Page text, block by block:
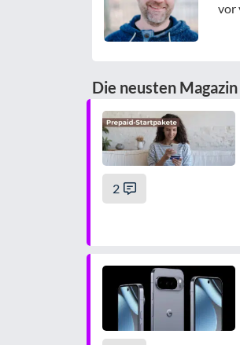
vor
Die neusten
2